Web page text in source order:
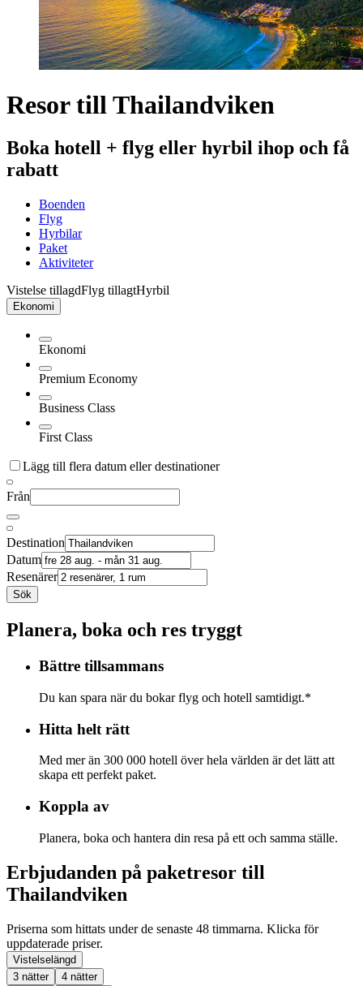
Resor till Thailandviken
Boka hotell + flyg eller hyrbil ihop och få
rabatt
Boenden
Flyg
Hyrbilar
Paket
Aktiviteter
Vistelse tillagdFlyg tillagtHyrbil
Ekonomi
Ekonomi
Premium Economy
Business Class
First Class
Lägg till flera datum eller destinationer
Från
Destination
Datum
Resenärer
Sök
Planera, boka och res tryggt
Bättre tillsammans
Du kan spara när du bokar flyg och hotell samtidigt.*
Hitta helt rätt
Med mer än 300 000 hotell över hela världen är det lätt att
skapa ett perfekt paket.
Koppla av
Planera, boka och hantera din resa på ett och samma ställe.
Erbjudanden på paketresor till
Thailandviken
Priserna som hittats under de senaste 48 timmarna. Klicka för
uppdaterade priser.
Vistelselängd
3 nätter
4 nätter